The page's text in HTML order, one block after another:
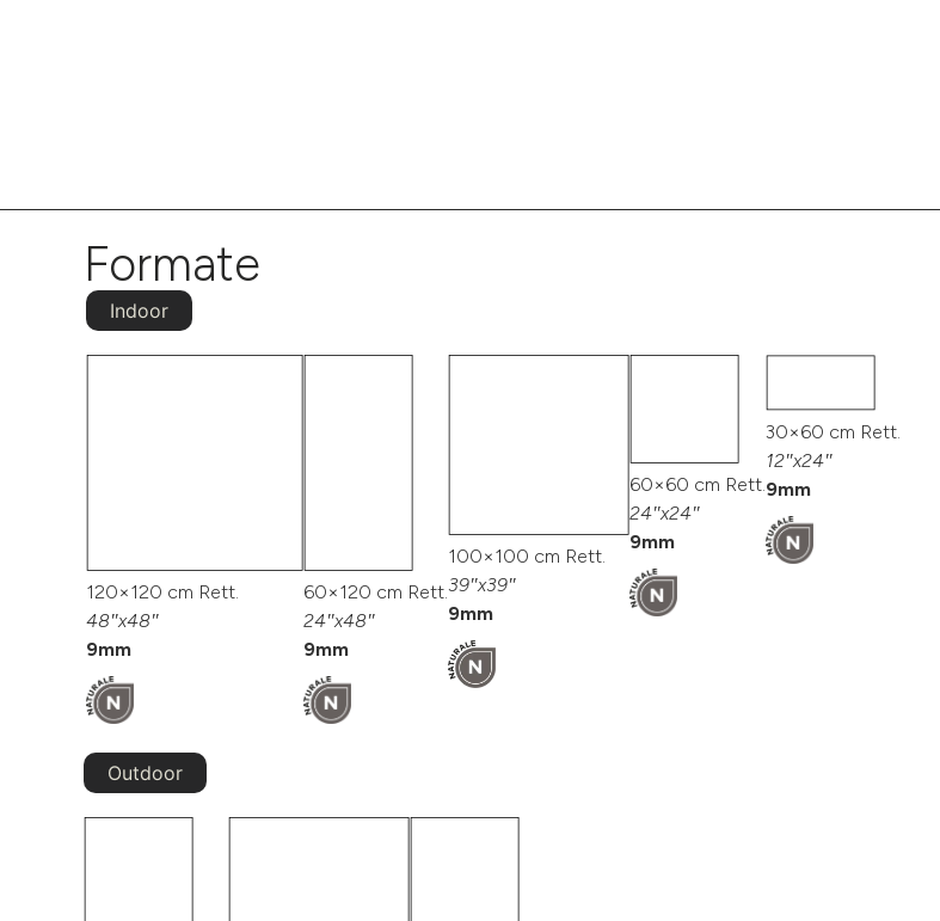
Formate
Indoor
120×120 cm Rett.
48″x48″
9mm
60×120 cm Rett.
24″x48″
9mm
100×100 cm Rett.
39″x39″
9mm
60×60 cm Rett.
24″x24″
9mm
30×60 cm Rett.
12″x24″
9mm
Outdoor